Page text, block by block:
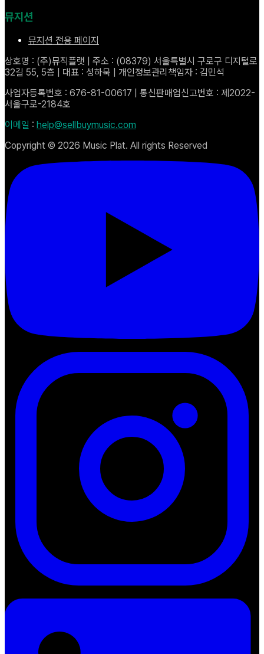
뮤지션
뮤지션 전용 페이지
상호명 : (주)뮤직플랫 | 주소 : (08379) 서울특별시 구로구 디지털로
32길 55, 5층 | 대표 : 성하묵 | 개인정보관리책임자 : 김민석
사업자등록번호 : 676-81-00617 | 통신판매업신고번호 : 제2022-
서울구로-2184호
이메일 : help@sellbuymusic.com
Copyright © 2026 Music Plat. All rights Reserved